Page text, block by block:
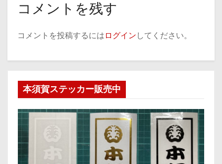
コメントを残す
コメントを投稿するにはログインしてください。
本須賀ステッカー販売中